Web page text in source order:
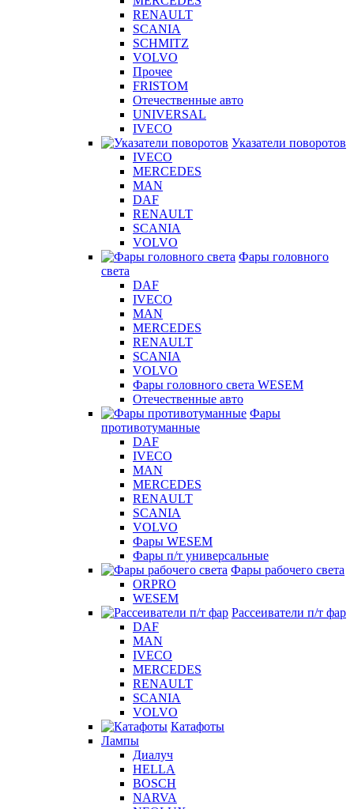
RENAULT
SCANIA
SCHMITZ
VOLVO
Прочее
FRISTOM
Отечественные авто
UNIVERSAL
IVECO
Указатели поворотов
IVECO
MERCEDES
MAN
DAF
RENAULT
SCANIA
VOLVO
Фары головного
света
DAF
IVECO
MAN
MERCEDES
RENAULT
SCANIA
VOLVO
Фары головного света WESEM
Отечественные авто
Фары
противотуманные
DAF
IVECO
MAN
MERCEDES
RENAULT
SCANIA
VOLVO
Фары WESEM
Фары п/т универсальные
Фары рабочего света
ORPRO
WESEM
Рассеиватели п/т фар
DAF
MAN
IVECO
MERCEDES
RENAULT
SCANIA
VOLVO
Катафоты
Лампы
Диалуч
HELLA
BOSCH
NARVA